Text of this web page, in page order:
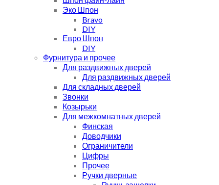
Эко Шпон
Bravo
DIY
Евро Шпон
DIY
Фурнитура и прочее
Для раздвижных дверей
Для раздвижных дверей
Для складных дверей
Звонки
Козырьки
Для межкомнатных дверей
Финская
Доводчики
Ограничители
Цифры
Прочее
Ручки дверные